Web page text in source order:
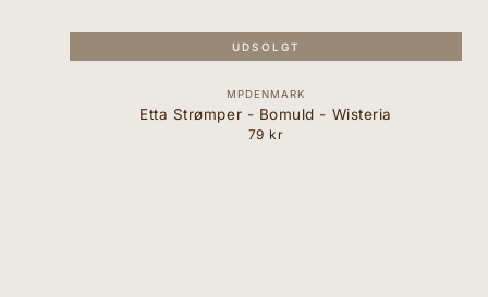
Forhandler:
MPDENMARK
Etta Strømper - Bomuld - Wisteria
Normal
79 kr
UDSOLGT